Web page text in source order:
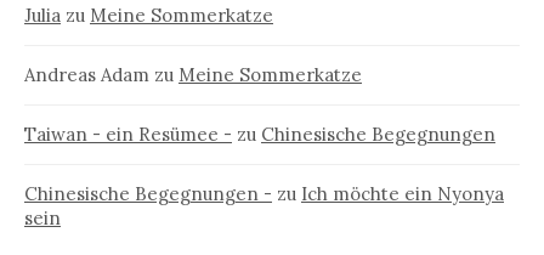
Julia zu Meine Sommerkatze
Andreas Adam zu Meine Sommerkatze
Taiwan - ein Resümee - zu Chinesische Begegnungen
Chinesische Begegnungen - zu Ich möchte ein Nyonya
sein